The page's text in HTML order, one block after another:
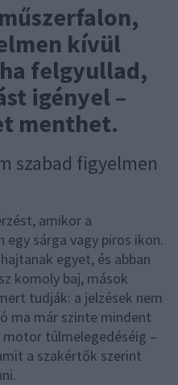
kívül
felgyullad,
igényel –
menthet.
szabad figyelmen
amikor a
sárga vagy piros ikon.
egyet, és abban
komoly baj, mások
tudják: a jelzések nem
ma már szinte mindent
túlmelegedéséig –
a szakértők szerint